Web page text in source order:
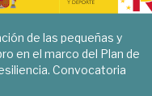
de las pequeñas y
en el marco del Plan de
Convocatoria